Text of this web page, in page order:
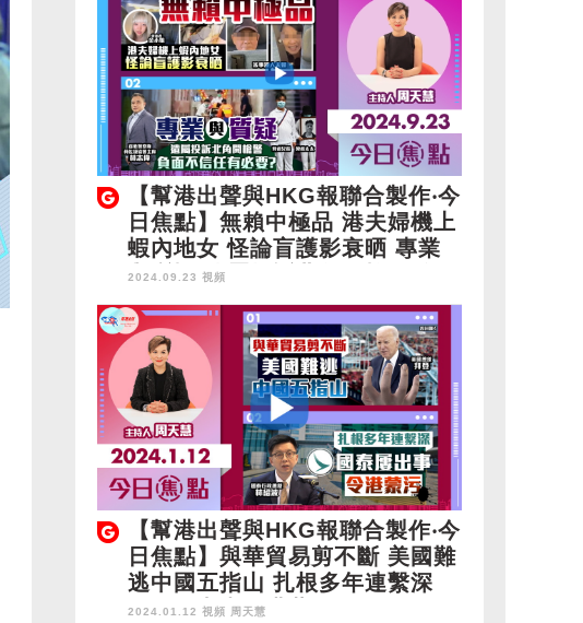
【幫港出聲與HKG報聯合製作‧今
日焦點】無賴中極品 港夫婦機上
蝦內地女 怪論盲護影衰晒 專業
與質疑 遺屬投訴北角開槍警 負
面不信任有必要？
2024.09.23 視頻
【幫港出聲與HKG報聯合製作‧今
日焦點】與華貿易剪不斷 美國難
逃中國五指山 扎根多年連繫深
國泰屢出事令港蒙污
2024.01.12 視頻 周天慧